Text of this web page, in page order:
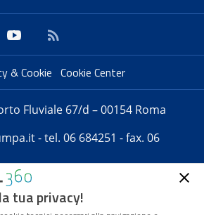
& Cookie Cookie Center
Fluviale 67/d – 00154 Roma
- tel. 06 684251 - fax. 06
pubblicazione telematica iscritta
stampa del Tribunale di Roma -
tua privacy!